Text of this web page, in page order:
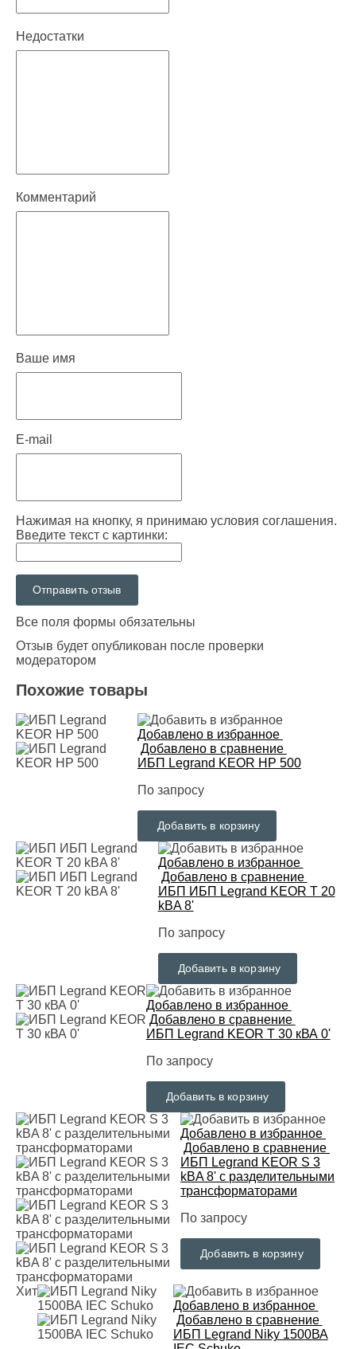
Недостатки
Комментарий
Ваше имя
E-mail
Нажимая на кнопку, я принимаю условия соглашения.
Введите текст с картинки:
Все поля формы обязательны
Отзыв будет опубликован после проверки
модератором
Похожие товары
Добавлено в избранное
Добавлено в сравнение
ИБП Legrand KEOR HP 500
По запросу
Добавить в корзину
Добавлено в избранное
Добавлено в сравнение
ИБП ИБП Legrand KEOR T 20
kВA 8'
По запросу
Добавить в корзину
Добавлено в избранное
Добавлено в сравнение
ИБП Legrand KEOR T 30 кВА 0'
По запросу
Добавить в корзину
Добавлено в избранное
Добавлено в сравнение
ИБП Legrand KEOR S 3
kВA 8' с разделительными
трансформаторами
По запросу
Добавить в корзину
Хит
Добавлено в избранное
Добавлено в сравнение
ИБП Legrand Niky 1500ВА